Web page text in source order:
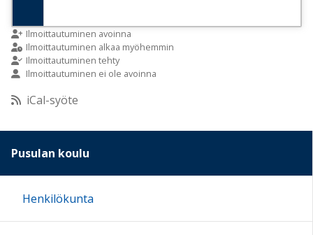
9:00
10:00
12:00
13:00
Ilmoittautuminen avoinna
Ilmoittautuminen alkaa myöhemmin
Ilmoittautuminen tehty
Ilmoittautuminen ei ole avoinna
iCal-syöte
Pusulan koulu
Henkilökunta